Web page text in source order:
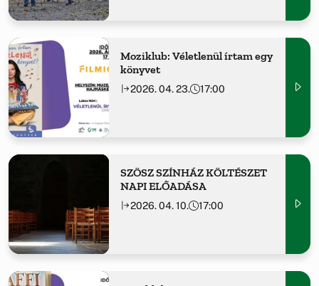
Moziklub: Véletlenül írtam egy
könyvet
2026. 04. 23. 17:00
SZÖSZ SZÍNHÁZ KÖLTÉSZET
NAPI ELŐADÁSA
2026. 04. 10. 17:00